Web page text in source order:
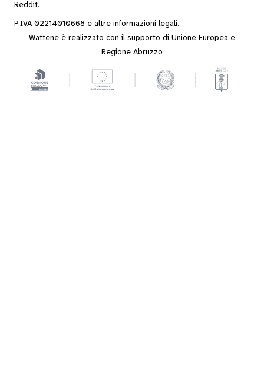
Reddit.
P.IVA 02214010668 e altre informazioni legali.
Wattene è realizzato con il supporto di Unione Europea e
Regione Abruzzo